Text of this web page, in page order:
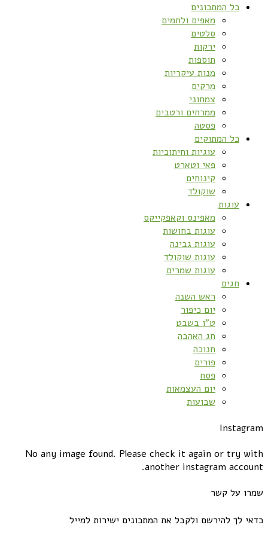
כל המתכונים
מאפים ולחמים
סלטים
ירקות
תוספות
מנות עיקריות
מרקים
צמחוני
ממרחים ורטבים
פסטה
כל המתוקים
עוגיות וחיתוכיות
פאי וטארט
קינוחים
שוקולד
עוגות
מאפינס וקאפקייקס
עוגות בחושות
עוגות גבינה
עוגות שוקולד
עוגות שמרים
חגים
ראש השנה
יום כיפור
ט”ו בשבט
חג האהבה
חנוכה
פורים
פסח
יום העצמאות
שבועות
Instagram
No any image found. Please check it again or try with
another instagram account.
שמרו על קשר
כדאי לך להירשם ולקבל את המתכונים ישירות למייל